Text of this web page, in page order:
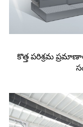
కొత్త పరిశ్రమ